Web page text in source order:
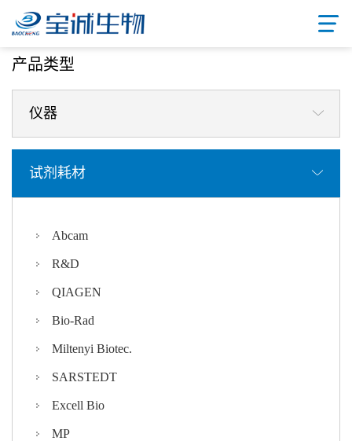
首页/ 产品中心
产品类型
仪器
试剂耗材
Abcam
R&D
QIAGEN
Bio-Rad
Miltenyi Biotec.
SARSTEDT
Excell Bio
MP